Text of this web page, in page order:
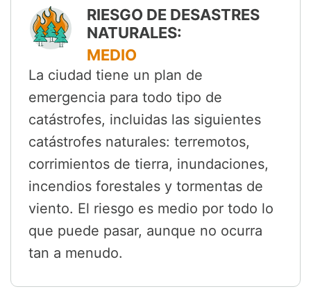
RIESGO DE DESASTRES
NATURALES:
MEDIO
La ciudad tiene un plan de
emergencia para todo tipo de
catástrofes, incluidas las siguientes
catástrofes naturales: terremotos,
corrimientos de tierra, inundaciones,
incendios forestales y tormentas de
viento. El riesgo es medio por todo lo
que puede pasar, aunque no ocurra
tan a menudo.